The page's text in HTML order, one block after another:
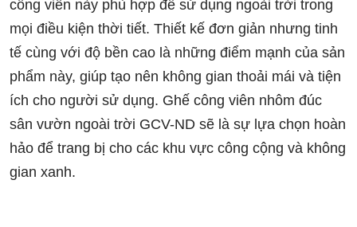
công viên này phù hợp để sử dụng ngoài trời trong
mọi điều kiện thời tiết. Thiết kế đơn giản nhưng tinh
tế cùng với độ bền cao là những điểm mạnh của sản
phẩm này, giúp tạo nên không gian thoải mái và tiện
ích cho người sử dụng. Ghế công viên nhôm đúc
sân vườn ngoài trời GCV-ND sẽ là sự lựa chọn hoàn
hảo để trang bị cho các khu vực công cộng và không
gian xanh.